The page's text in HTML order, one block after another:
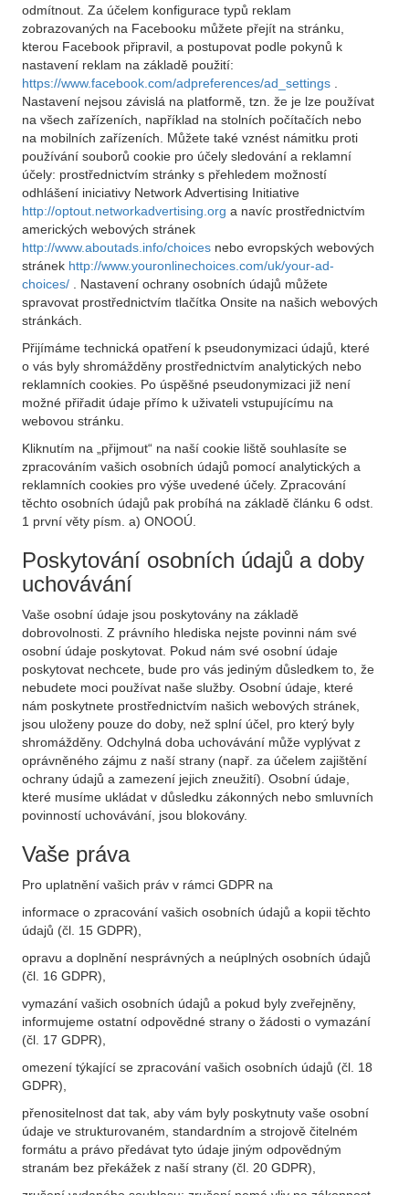
odmítnout. Za účelem konfigurace typů reklam
zobrazovaných na Facebooku můžete přejít na stránku,
kterou Facebook připravil, a postupovat podle pokynů k
nastavení reklam na základě použití:
https://www.facebook.com/adpreferences/ad_settings
Nastavení nejsou závislá na platformě, tzn. že je lze používat
na všech zařízeních, například na stolních počítačích nebo
na mobilních zařízeních. Můžete také vznést námitku proti
používání souborů cookie pro účely sledování a reklamní
účely: prostřednictvím stránky s přehledem možností
odhlášení iniciativy Network Advertising Initiative
http://optout.networkadvertising.org a navíc prostřednictvím
amerických webových stránek
http://www.aboutads.info/choices nebo evropských webových
stránek http://www.youronlinechoices.com/uk/your-ad-
choices/
. Nastavení ochrany osobních údajů můžete
spravovat prostřednictvím tlačítka Onsite na našich webových
stránkách.
Přijímáme technická opatření k pseudonymizaci údajů, které
o vás byly shromážděny prostřednictvím analytických nebo
reklamních cookies. Po úspěšné pseudonymizaci již není
možné přiřadit údaje přímo k uživateli vstupujícímu na
webovou stránku.
Kliknutím na „přijmout“ na naší cookie liště souhlasíte se
zpracováním vašich osobních údajů pomocí analytických a
reklamních cookies pro výše uvedené účely. Zpracování
těchto osobních údajů pak probíhá na základě článku 6 odst.
1 první věty písm. a) ONOOÚ.
Poskytování osobních údajů a doby
uchovávání
Vaše osobní údaje jsou poskytovány na základě
dobrovolnosti. Z právního hlediska nejste povinni nám své
osobní údaje poskytovat. Pokud nám své osobní údaje
poskytovat nechcete, bude pro vás jediným důsledkem to, že
nebudete moci používat naše služby. Osobní údaje, které
nám poskytnete prostřednictvím našich webových stránek,
jsou uloženy pouze do doby, než splní účel, pro který byly
shromážděny. Odchylná doba uchovávání může vyplývat z
oprávněného zájmu z naší strany (např. za účelem zajištění
ochrany údajů a zamezení jejich zneužití). Osobní údaje,
které musíme ukládat v důsledku zákonných nebo smluvních
povinností uchovávání, jsou blokovány.
Vaše práva
Pro uplatnění vašich práv v rámci GDPR na
informace o zpracování vašich osobních údajů a kopii těchto
údajů (čl. 15 GDPR),
opravu a doplnění nesprávných a neúplných osobních údajů
(čl. 16 GDPR),
vymazání vašich osobních údajů a pokud byly zveřejněny,
informujeme ostatní odpovědné strany o žádosti o vymazání
(čl. 17 GDPR),
omezení týkající se zpracování vašich osobních údajů (čl. 18
GDPR),
přenositelnost dat tak, aby vám byly poskytnuty vaše osobní
údaje ve strukturovaném, standardním a strojově čitelném
formátu a právo předávat tyto údaje jiným odpovědným
stranám bez překážek z naší strany (čl. 20 GDPR),